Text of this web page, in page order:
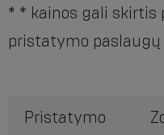
* * kainos gali skirtis
pristatymo
Pristatymo